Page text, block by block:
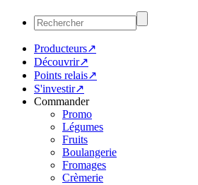
Producteurs↗
Découvrir↗
Points relais↗
S'investir↗
Commander
Promo
Légumes
Fruits
Boulangerie
Fromages
Crèmerie